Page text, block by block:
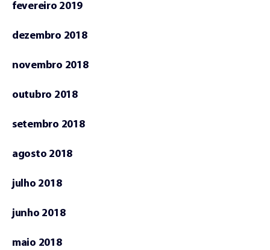
fevereiro 2019
dezembro 2018
novembro 2018
outubro 2018
setembro 2018
agosto 2018
julho 2018
junho 2018
maio 2018